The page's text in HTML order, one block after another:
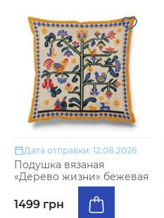
Дата отправки: 12.08.2026
Подушка вязаная
«Дерево жизни» бежевая
1499 грн